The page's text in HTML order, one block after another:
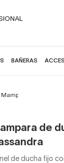
BAÑERAS
Mampara de ducha
de
de ducha fijo